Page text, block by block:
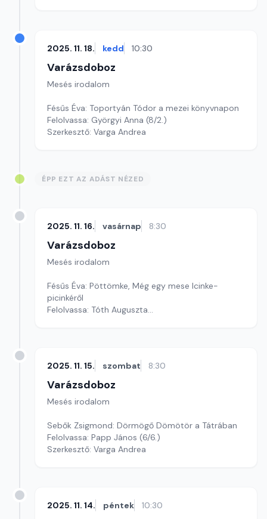
2025. 11. 18. kedd 10:30
Varázsdoboz
Mesés irodalom
Fésűs Éva: Toportyán Tódor a mezei könyvnapon
Felolvassa: Györgyi Anna (8/2.)
Szerkesztő: Varga Andrea
ÉPP EZT AZ ADÁST NÉZED
2025. 11. 16. vasárnap 8:30
Varázsdoboz
Mesés irodalom
Fésűs Éva: Pöttömke, Még egy mese Icinke-
picinkéről
Felolvassa: Tóth Auguszta
2025. 11. 15. szombat 8:30
Varázsdoboz
Mesés irodalom
Sebők Zsigmond: Dörmögő Dömötör a Tátrában
Felolvassa: Papp János (6/6.)
Szerkesztő: Varga Andrea
2025. 11. 14. péntek 10:30